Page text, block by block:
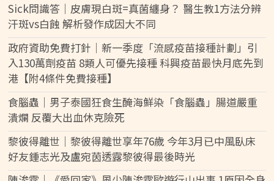
Sick問識答｜皮膚現白斑=真菌纏身？ 醫生教1方法分辨
汗斑vs白蝕 解析發作成因大不同
政府資助免費打針｜新一季度「流感疫苗接種計劃」引
入130萬劑疫苗 8類人可優先接種 科興疫苗最快月底先到
港【附4條件免費接種】
食腦蟲｜男子泰國狂食生醃海鮮染「食腦蟲」腸道嚴重
潰爛 反覆大出血休克險死
黎彼得離世｜黎彼得離世享年76歲 今年3月已中風臥床
好友鍾志光及盧宛茵透露黎彼得最後時光